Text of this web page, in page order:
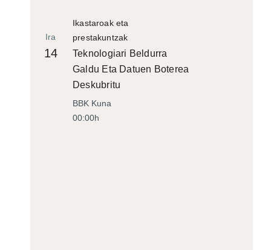
Ikastaroak eta
prestakuntzak
Ira
14
Teknologiari Beldurra
Galdu Eta Datuen Boterea
Deskubritu
BBK Kuna
00:00h